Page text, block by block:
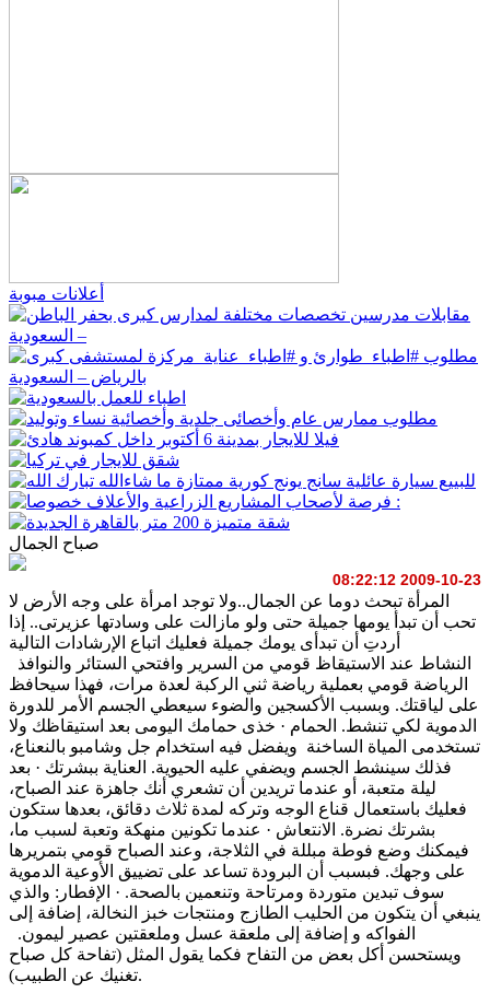
أعلانات مبوبة
صباح الجمال
2009-10-23 08:22:12
المرأة تبحث دوما عن الجمال..ولا توجد امرأة على وجه الأرض لا
تحب أن تبدأ يومها جميلة حتى ولو مازالت على وسادتها عزيرتى.. إذا
أردتِ أن تبدأى يومك جميلة فعليك اتباع الإرشادات التالية
النشاط عند الاستيقاظ قومي من السرير وافتحي الستائر والنوافذ
الرياضة قومي بعملية رياضة ثني الركبة لعدة مرات، فهذا سيحافظ
على لياقتك. وبسبب الأكسجين والضوء سيعطي الجسم الأمر للدورة
الدموية لكي تنشط. الحمام · خذى حمامك اليومى بعد استيقاظك ولا
تستخدمى المياة الساخنة ويفضل فيه استخدام جل وشامبو بالنعناع،
فذلك سينشط الجسم ويضفي عليه الحيوية. العناية ببشرتك · بعد
ليلة متعبة، أو عندما تريدين أن تشعري أنك جاهزة عند الصباح،
فعليك باستعمال قناع الوجه وتركه لمدة ثلاث دقائق، بعدها ستكون
بشرتك نضرة. الانتعاش · عندما تكونين منهكة وتعبة لسبب ما،
فيمكنك وضع فوطة مبللة في الثلاجة، وعند الصباح قومي بتمريرها
على وجهك. فبسبب أن البرودة تساعد على تضييق الأوعية الدموية
سوف تبدين متوردة ومرتاحة وتنعمين بالصحة. · الإفطار: والذي
ينبغي أن يتكون من الحليب الطازج ومنتجات خبز النخالة، إضافة إلى
الفواكه و إضافة إلى ملعقة عسل وملعقتين عصير ليمون.
ويستحسن أكل بعض من التفاح فكما يقول المثل (تفاحة كل صباح
تغنيك عن الطبيب).